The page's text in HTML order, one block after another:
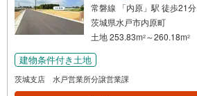
常磐線 「内原」駅 徒歩21分
茨城県水戸市内原町
土地 253.83m2 ～260.18m2
建物条件付き土地
茨城支店 水戸営業所分譲営業課